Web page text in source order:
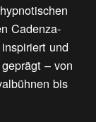
Cadenza-
und
– von
bis